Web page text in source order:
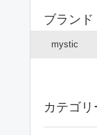
ブランド
mystic
カテゴリ